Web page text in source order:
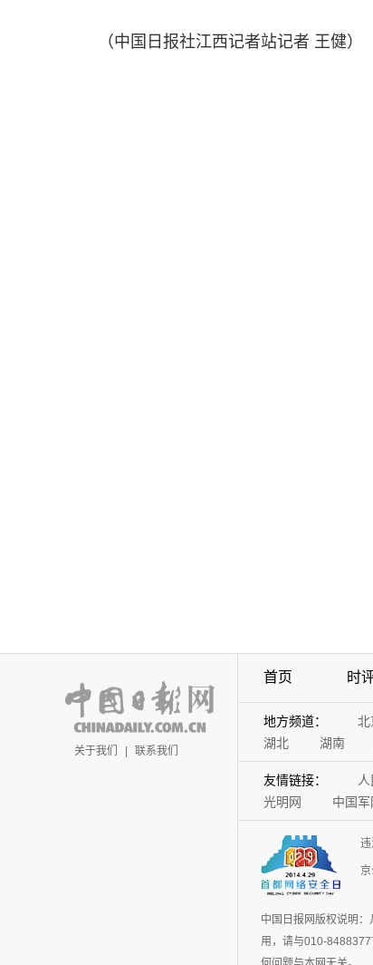
（中国日报社江西记者站记者 王健）
关于我们 | 联系我们
首页 时
地方频道： 北
湖北
湖南
友情链接：
光明网
中国军
违
中国日报网版权说明
用，请与010-